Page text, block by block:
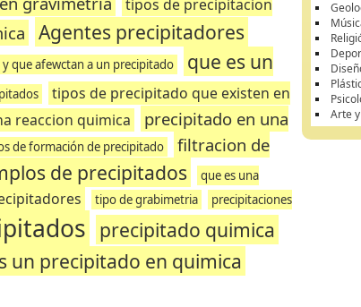
tipos de precipitacion
Agentes precipitadores
que afewctan a un precipitado
que es un
tipos de precipitado que existen en
reaccion quimica
precipitado en una
de formación de precipitado
filtracion de
de precipitados
que es una
tipo de grabimetria precipitaciones
precipitado quimica
un precipitado en quimica
Arte